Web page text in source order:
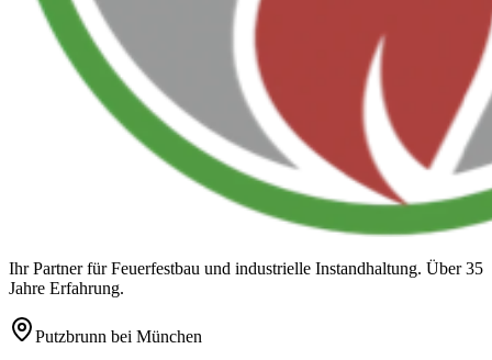
Ihr Partner für Feuerfestbau und industrielle Instandhaltung. Über 35
Jahre Erfahrung.
Putzbrunn bei München